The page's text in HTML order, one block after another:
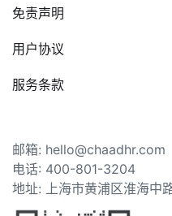
免责声明
用户协议
服务条款
邮箱: hello@chaadhr.com
电话: 400-801-3204
地址: 上海市黄浦区淮海中